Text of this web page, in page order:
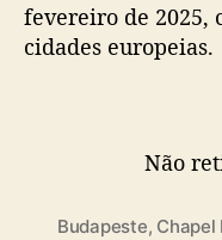
fevereiro de 2025,
cidades europeias.
Não
Budapeste, Chapel